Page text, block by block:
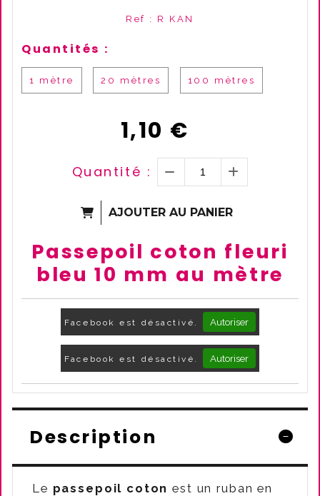
Ref : R KAN
Quantités :
1 mètre 20 mètres 100 mètres
1,10 €
Quantité :
AJOUTER AU PANIER
Passepoil coton fleuri
bleu 10 mm au mètre
Facebook est désactivé. Autoriser
Facebook est désactivé. Autoriser
Description
Le passepoil coton est un ruban en